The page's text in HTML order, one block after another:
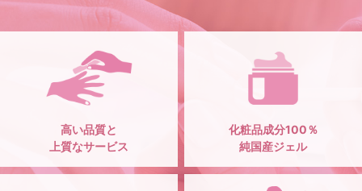
高い品質と
上質なサービス
化粧品成分100％
純国産ジェル